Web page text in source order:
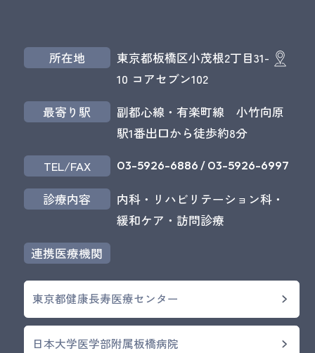
所在地
東京都板橋区小茂根2丁目31-
10 コアセブン102
最寄り駅
副都心線・有楽町線 小竹向原
駅1番出口から徒歩約8分
TEL/FAX
03-5926-6886 /03-5926-6997
診療内容
内科・リハビリテーション科・
緩和ケア・訪問診療
連携医療機関
東京都健康長寿医療センター
日本大学医学部附属板橋病院